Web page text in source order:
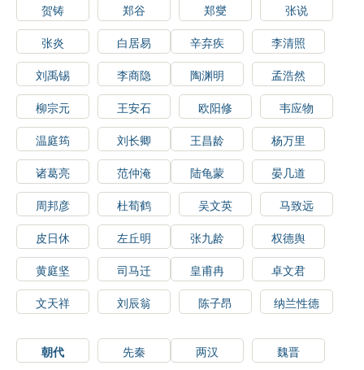
贺铸
郑谷 郑燮
张说
张炎
白居易 辛弃疾
李清照
刘禹锡
李商隐 陶渊明
孟浩然
柳宗元
王安石 欧阳修
韦应物
温庭筠
刘长卿 王昌龄
杨万里
诸葛亮
范仲淹 陆龟蒙
晏几道
周邦彦
杜荀鹤 吴文英
马致远
皮日休
左丘明 张九龄
权德舆
黄庭坚
司马迁 皇甫冉
卓文君
文天祥
刘辰翁 陈子昂 纳兰性德
朝代 先秦 两汉
魏晋